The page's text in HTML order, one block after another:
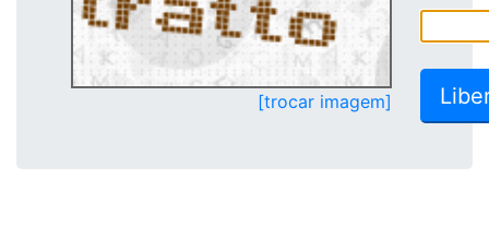
[trocar imagem]